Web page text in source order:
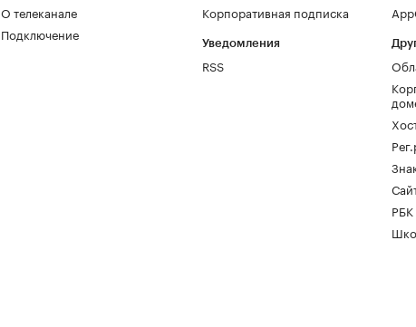
О телеканале
Подключение
Корпоративная подписка
Уведомления
RSS